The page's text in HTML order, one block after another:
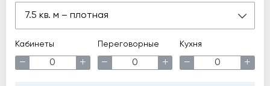
7.5 кв. м – плотная
Кабинеты
− +
Переговорные
− +
Кухня
− +